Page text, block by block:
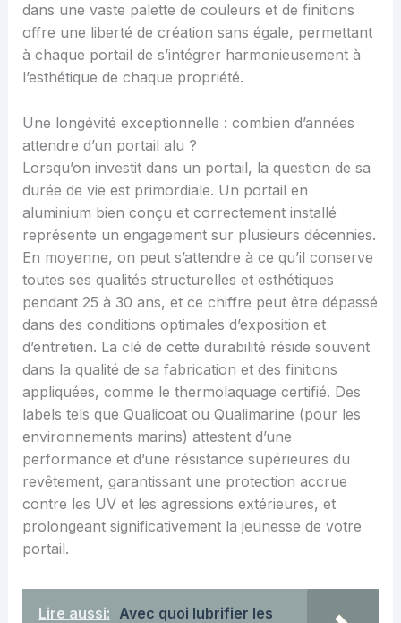
dans une vaste palette de couleurs et de finitions
offre une liberté de création sans égale, permettant
à chaque portail de s’intégrer harmonieusement à
l’esthétique de chaque propriété.
Une longévité exceptionnelle : combien d’années
attendre d’un portail alu ?
Lorsqu’on investit dans un portail, la question de sa
durée de vie est primordiale. Un portail en
aluminium bien conçu et correctement installé
représente un engagement sur plusieurs décennies.
En moyenne, on peut s’attendre à ce qu’il conserve
toutes ses qualités structurelles et esthétiques
pendant 25 à 30 ans, et ce chiffre peut être dépassé
dans des conditions optimales d’exposition et
d’entretien. La clé de cette durabilité réside souvent
dans la qualité de sa fabrication et des finitions
appliquées, comme le thermolaquage certifié. Des
labels tels que Qualicoat ou Qualimarine (pour les
environnements marins) attestent d’une
performance et d’une résistance supérieures du
revêtement, garantissant une protection accrue
contre les UV et les agressions extérieures, et
prolongeant significativement la jeunesse de votre
portail.
Lire aussi: Avec quoi lubrifier les